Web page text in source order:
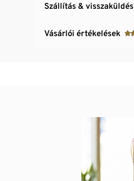
Szállítás & visszaküldés
Vásárlói értékelések